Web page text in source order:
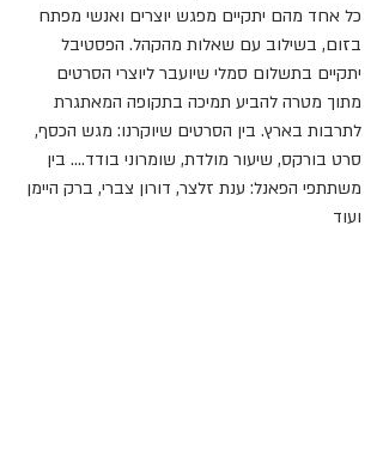
כל אחד מהם יתקיים מפגש יוצרים ואנשי מפתח
בזום, בשילוב עם שאלות מהקהל. הפסטיבל
יתקיים בתשלום סמלי שיועבר ליוצרי הסרטים
מתוך מטרה להביע תמיכה בתקופה המאתגרת
לתרבות בארץ. בין הסרטים שיוקרנו: מגש הכסף,
סרט בורקס, שיעור מולדת, שומרוני בודד.... בין
משתתפי הפאנל: ענת זלצר, דורון צברי, ברק היימן
ועוד